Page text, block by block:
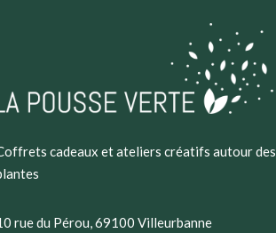
cadeaux et ateliers créatifs autour des
rue du Pérou, 69100 Villeurbanne